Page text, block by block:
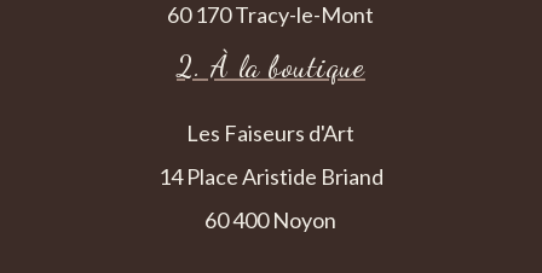
60 170 Tracy-le-Mont
2. À la boutique
Les Faiseurs d'Art
14 Place Aristide Briand
60 400 Noyon